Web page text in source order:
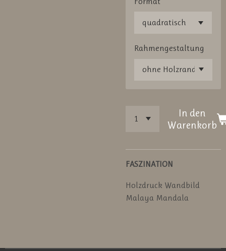
Rahmengestaltung
In den
Warenkorb
FASZINATION
Holzdruck Wandbild
Malaya Mandala